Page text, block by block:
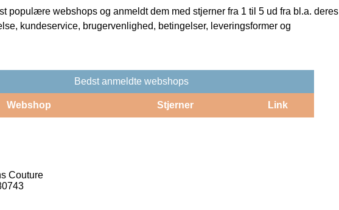
populære webshops og anmeldt dem med stjerner fra 1 til 5 ud fra bl.a. deres
kundeservice, brugervenlighed, betingelser, leveringsformer og
Bedst anmeldte webshops
Webshop Stjerner Link
Couture